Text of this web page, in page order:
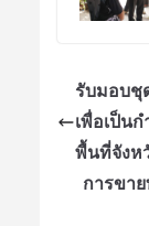
รับมอบชุ
เพื่อเป็น
พื้นที่จังห
การขา